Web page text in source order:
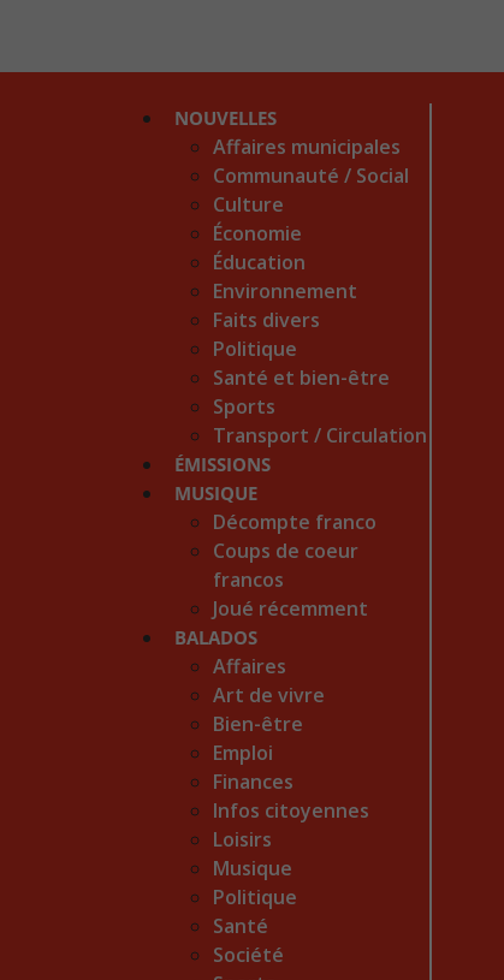
NOUVELLES
Affaires municipales
Communauté / Social
Culture
Économie
Éducation
Environnement
Faits divers
Politique
Santé et bien-être
Sports
Transport / Circulation
ÉMISSIONS
MUSIQUE
Décompte franco
Coups de coeur
francos
Joué récemment
BALADOS
Affaires
Art de vivre
Bien-être
Emploi
Finances
Infos citoyennes
Loisirs
Musique
Politique
Santé
Société